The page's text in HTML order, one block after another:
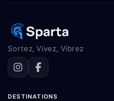
Sortez, Vivez, Vibrez
DESTINATIONS